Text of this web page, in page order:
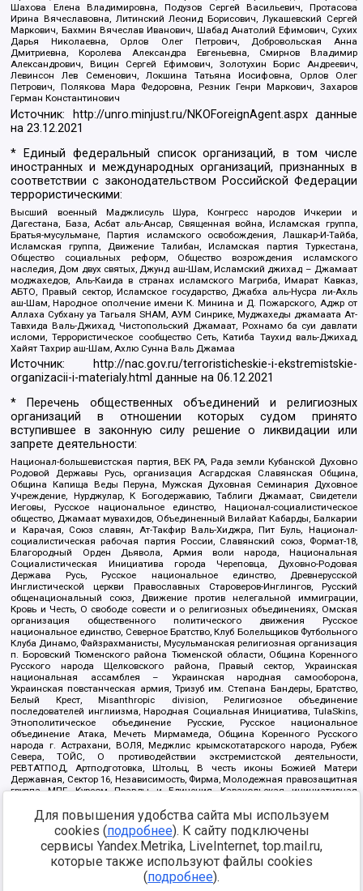
Шахова Елена Владимировна, Подузов Сергей Васильевич, Протасова
Ирина Вячеславовна, Литинский Леонид Борисович, Лукашевский Сергей
Маркович, Бахмин Вячеслав Иванович, Шабад Анатолий Ефимович, Сухих
Дарья Николаевна, Орлов Олег Петрович, Добровольская Анна
Дмитриевна, Королева Александра Евгеньевна, Смирнов Владимир
Александрович, Вицин Сергей Ефимович, Золотухин Борис Андреевич,
Левинсон Лев Семенович, Локшина Татьяна Иосифовна, Орлов Олег
Петрович, Полякова Мара Федоровна, Резник Генри Маркович, Захаров
Герман Константинович
Источник: http://unro.minjust.ru/NKOForeignAgent.aspxданные
на23.12.2021
* Единый федеральный список организаций, в том числе
иностранных и международных организаций, признанных в
соответствии с законодательством Российской Федерации
террористическими:
Высший военный Маджлисуль Шура, Конгресс народов Ичкерии и
Дагестана, База, Асбат аль-Ансар, Священная война, Исламская группа,
Братья-мусульмане, Партия исламского освобождения, Лашкар-И-Тайба,
Исламская группа, Движение Талибан, Исламская партия Туркестана,
Общество социальных реформ, Общество возрождения исламского
наследия, Дом двух святых, Джунд аш-Шам, Исламский джихад – Джамаат
моджахедов, Аль-Каида в странах исламского Магриба, Имарат Кавказ,
АБТО, Правый сектор, Исламское государство, Джабха аль-Нусра ли-Ахль
аш-Шам, Народное ополчение имени К. Минина и Д. Пожарского, Аджр от
Аллаха Субхану уа Тагьаля SHAM, АУМ Синрике, Муджахеды джамаата Ат-
Тавхида Валь-Джихад, Чистопольский Джамаат, Рохнамо ба суи давлати
исломи, Террористическое сообщество Сеть, Катиба Таухид валь-Джихад,
Хайят Тахрир аш-Шам, Ахлю Сунна Валь Джамаа
Источник:
http://nac.gov.ru/terroristicheskie-i-ekstremistskie-
organizacii-i-materialy.html данные на06.12.2021
* Перечень общественных объединений и религиозных
организаций в отношении которых судом принято
вступившее в законную силу решение о ликвидации или
запрете деятельности:
Национал-большевистская партия, ВЕК РА, Рада земли Кубанской Духовно
Родовой Державы Русь, организация Асгардская Славянская Община,
Община Капища Веды Перуна, Мужская Духовная Семинария Духовное
Учреждение, Нурджулар, К Богодержавию, Таблиги Джамаат, Свидетели
Иеговы, Русское национальное единство, Национал-социалистическое
общество, Джамаат мувахидов, Объединенный Вилайат Кабарды, Балкарии
и Карачая, Союз славян, Ат-Такфир Валь-Хиджра, Пит Буль, Национал-
социалистическая рабочая партия России, Славянский союз, Формат-18,
Благородный Орден Дьявола, Армия воли народа, Национальная
Социалистическая Инициатива города Череповца, Духовно-Родовая
Держава Русь, Русское национальное единство, Древнерусской
Инглистической церкви Православных Староверов-Инглингов, Русский
общенациональный союз, Движение против нелегальной иммиграции,
Кровь и Честь, О свободе совести и о религиозных объединениях, Омская
организация общественного политического движения Русское
национальное единство, Северное Братство, Клуб Болельщиков Футбольного
Клуба Динамо, Файзрахманисты, Мусульманская религиозная организация
п. Боровский Тюменского района Тюменской области, Община Коренного
Русского народа Щелковского района, Правый сектор, Украинская
национальная ассамблея – Украинская народная самооборона,
Украинская повстанческая армия, Тризуб им. Степана Бандеры, Братство,
Белый Крест, Misanthropic division, Религиозное объединение
последователей инглиизма, Народная Социальная Инициатива, TulaSkins,
Этнополитическое объединение Русские, Русское национальное
объединение Атака, Мечеть Мирмамеда, Община Коренного Русского
народа г. Астрахани, ВОЛЯ, Меджлис крымскотатарского народа, Рубеж
Севера, ТОЙС, О противодействии экстремистской деятельности,
РЕВТАТПОД, Артподготовка, Штольц, В честь иконы Божией Матери
Державная, Сектор 16, Независимость, Фирма, Молодежная правозащитная
группа МПГ, Курсом Правды и Единения, Каракольская инициативная
Благотворительный пансионат Ак Умут, Русская республика Русь,
Арестантское уголовное единство, Башкорт, Нация и свобода, W.H.С., Фалунь
Дафа, Иртыш Ultras, Русский Патриотический клуб-Новокузнецк/РПК,
Сибирский державный союз, Фонд борьбы с коррупцией, Фонд защиты прав
граждан, Штабы Навального, Совет граждан СССР Прикубанского округа г.
https://minjust.gov.ru/ru/documents/7822/
Для повышения удобства сайта мы используем
cookies (подробнее). К сайту подключены
сервисы Yandex.Metrika, LiveInternet, top.mail.ru,
которые также используют файлы cookies
(подробнее).